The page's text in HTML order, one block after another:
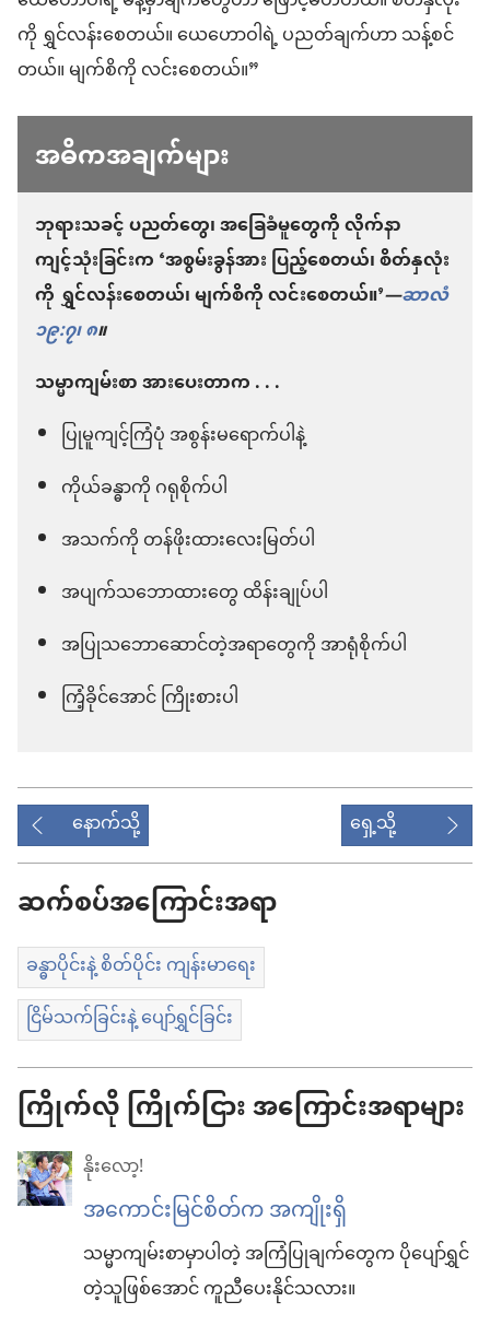
ကို ရွှင်လန်းစေတယ်။ ယေဟောဝါရဲ့ ပညတ်ချက်ဟာ သန့်စင်
တယ်။ မျက်စိကို လင်းစေတယ်။”
အဓိကအချက်များ
ဘုရားသခင့် ပညတ်တွေ၊ အခြေခံမူတွေကို လိုက်နာ
ကျင့်သုံးခြင်းက ‘အစွမ်းခွန်အား ပြည့်စေတယ်၊ စိတ်နှလုံး
ကို ရွှင်လန်းစေတယ်၊ မျက်စိကို လင်းစေတယ်။’​—ဆာလံ
၁၉:၇၊ ၈။
သမ္မာကျမ်းစာ အားပေးတာက . . .
ပြုမူကျင့်ကြံပုံ အစွန်းမရောက်ပါနဲ့
ကိုယ်ခန္ဓာကို ဂရုစိုက်ပါ
အသက်ကို တန်ဖိုးထားလေးမြတ်ပါ
အပျက်သဘောထားတွေ ထိန်းချုပ်ပါ
အပြုသဘောဆောင်တဲ့အရာတွေကို အာရုံစိုက်ပါ
ကြံ့ခိုင်အောင် ကြိုးစားပါ
နောက်သို့ ရှေ့သို့
ဆက်စပ်အကြောင်းအရာ
ခန္ဓာပိုင်းနဲ့ စိတ်ပိုင်း ကျန်းမာရေး
ငြိမ်သက်ခြင်းနဲ့ ပျော်ရွှင်ခြင်း
ကြိုက်လို ကြိုက်ငြား အကြောင်းအရာများ
နိုးလော့!
အကောင်းမြင်စိတ်က အကျိုးရှိ
သမ္မာကျမ်းစာမှာပါတဲ့ အကြံပြုချက်တွေက ပိုပျော်ရွှင်
တဲ့သူဖြစ်အောင် ကူညီပေးနိုင်သလား။